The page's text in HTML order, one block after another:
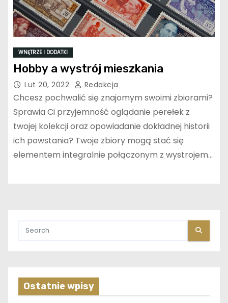
WNĘTRZE I DODATKI
Hobby a wystrój mieszkania
Lut 20, 2022 Redakcja
Chcesz pochwalić się znajomym swoimi zbiorami?
Sprawia Ci przyjemność oglądanie perełek z
twojej kolekcji oraz opowiadanie dokładnej historii
ich powstania? Twoje zbiory mogą stać się
elementem integralnie połączonym z wystrojem…
Ostatnie wpisy